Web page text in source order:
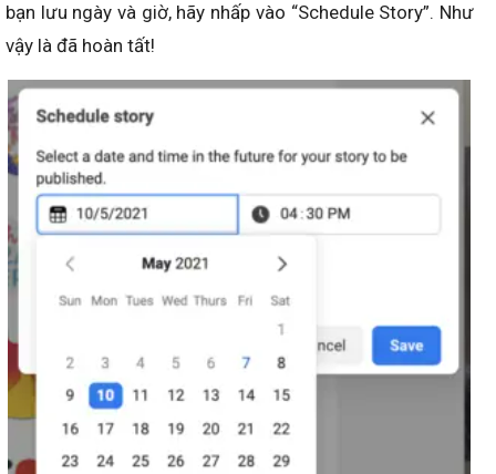
bạn lưu ngày và giờ, hãy nhấp vào “Schedule Story”. Như
vậy là đã hoàn tất!